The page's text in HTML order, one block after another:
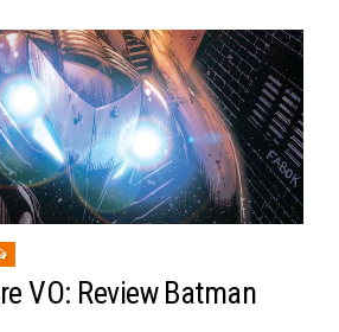
VO: Review Batman